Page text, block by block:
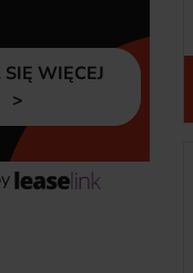
WIĘCEJ